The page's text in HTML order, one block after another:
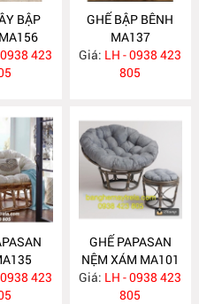
BẬP
423
GHẾ BẬP BÊNH
MA137
Giá: LH - 0938 423
805
423
GHẾ PAPASAN
NỆM XÁM MA101
Giá: LH - 0938 423
805